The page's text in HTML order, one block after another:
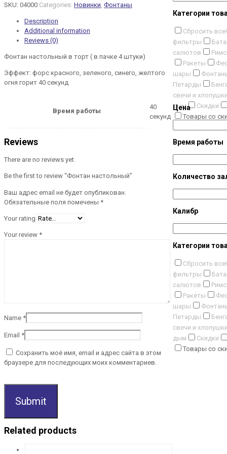
SKU: 04000 Categories: Новинки Фонтаны
Description
Additional information
Reviews (0)
Фонтан настольный в торт ( в пачке 4 штуки)
Эффект: форс красного, зеленого, синего, желтого
огня горит 40 секунд
Время работы
40
секунд
Reviews
There are no reviews yet.
Be the first to review “Фонтан настольный”
Ваш адрес email не будет опубликован.
Обязательные поля помечены *
Your rating
Your review *
Name *
Email *
Сохранить моё имя, email и адрес сайта в этом
браузере для последующих моих комментариев.
Related products
Категории
Сбросить все
фильтры
салютов
Ракеты
шары
Петарды
свечи и
дым
Скидки
Товары со
Цена
Время работы
Количество
Калибр
Категории
Сбросить все
фильтры
салютов
Ракеты
шары
Петарды
свечи и
дым
Скидки
Товары со